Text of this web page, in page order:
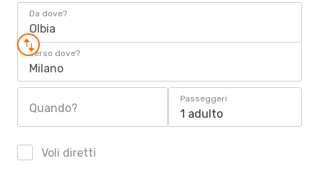
Da dove?
Olbia
Verso dove?
Milano
Quando?
Passeggeri
1 adulto
Voli diretti